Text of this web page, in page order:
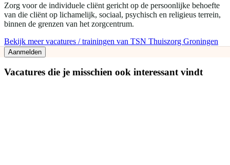
Zorg voor de individuele cliënt gericht op de persoonlijke behoefte
van die cliënt op lichamelijk, sociaal, psychisch en religieus terrein,
binnen de grenzen van het zorgcentrum.
Bekijk meer vacatures / trainingen van TSN Thuiszorg Groningen
Aanmelden
Vacatures die je misschien ook interessant vindt